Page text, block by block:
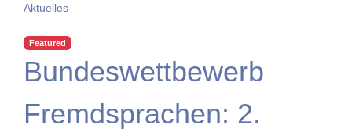
Aktuelles
Featured
Bundeswettbewerb
Fremdsprachen: 2.